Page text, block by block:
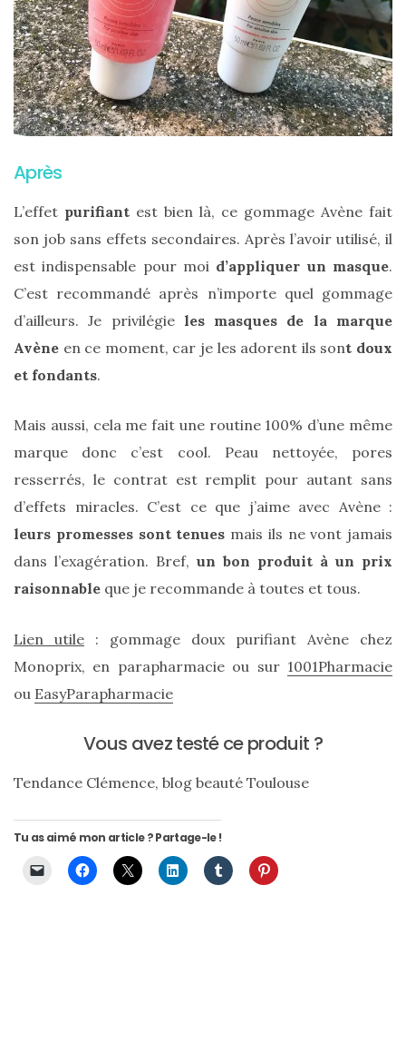
Zoom
sur
le
sac
Small
RSVP
16/05/2026
Les
plus
vegan
:
alternatives
éco-
au
cuir
Après
L’effet purifiant est bien là, ce gommage Avène fait
son job sans effets secondaires. Après l’avoir utilisé, il
est indispensable pour moi d’appliquer un masque.
C’est recommandé après n’importe quel gommage
d’ailleurs. Je privilégieles masques de la marque
Avène en ce moment, car je les adorent ils sont doux
et fondants.
Mais aussi, cela me fait une routine 100% d’une même
marque donc c’est cool. Peau nettoyée, pores
resserrés, le contrat est remplit pour autant sans
d’effets miracles. C’est ce que j’aime avec Avène :
leurs promesses sont tenues mais ils ne vont jamais
dans l’exagération. Bref, un bon produit à un prix
raisonnable que je recommande à toutes et tous.
Lien utile : gommage doux purifiant Avène chez
Monoprix, en parapharmacie ou sur 1001Pharmacie
ou EasyParapharmacie
Vous avez testé ce produit ?
Tendance Clémence, blog beauté Toulouse
Tu as aimé mon article ? Partage-le !